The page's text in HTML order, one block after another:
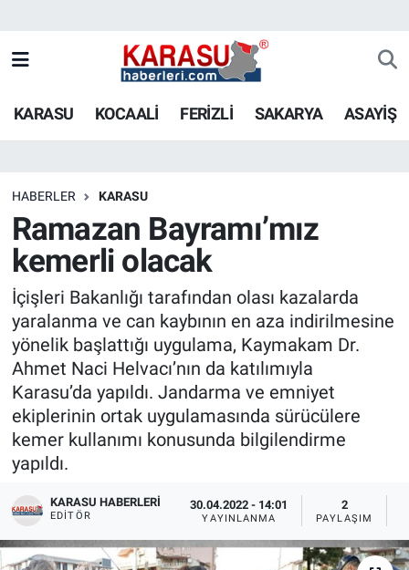
KARASU KOCAALİ FERİZLİ SAKARYA ASAYİŞ
HABERLER KARASU
Ramazan Bayramı’mız
kemerli olacak
İçişleri Bakanlığı tarafından olası kazalarda
yaralanma ve can kaybının en aza indirilmesine
yönelik başlattığı uygulama, Kaymakam Dr.
Ahmet Naci Helvacı’nın da katılımıyla
Karasu’da yapıldı. Jandarma ve emniyet
ekiplerinin ortak uygulamasında sürücülere
kemer kullanımı konusunda bilgilendirme
yapıldı.
KARASU HABERLERI
EDITÖR
30.04.2022 - 14:01
YAYINLANMA
2
PAYLAŞIM